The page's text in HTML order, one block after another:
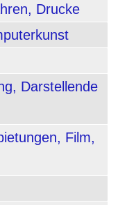
Drucke
Darstellende
Film,